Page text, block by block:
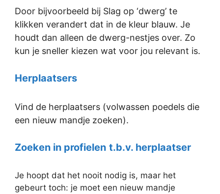
Door bijvoorbeeld bij Slag op ‘dwerg’ te
klikken verandert dat in de kleur blauw. Je
houdt dan alleen de dwerg-nestjes over. Zo
kun je sneller kiezen wat voor jou relevant is.
Herplaatsers
Vind de herplaatsers (volwassen poedels die
een nieuw mandje zoeken).
Zoeken in profielen t.b.v. herplaatser
Je hoopt dat het nooit nodig is, maar het
gebeurt toch: je moet een nieuw mandje